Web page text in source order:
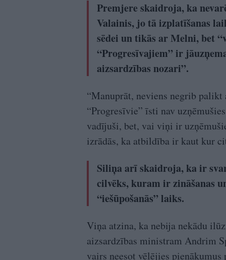
Premjere skaidroja, ka
Valainis, jo tā izplatīšanas
sēdei un tikās ar Melni, bet
“Progresīvajiem” ir
aizsardzības nozari”.
“Manuprāt, neviens negrib
“Progresīvie” īsti nav
vadījuši, bet, vai viņi ir
izrādās, ka atbildība ir kaut kur
Siliņa arī skaidroja, ka ir
cilvēks, kuram ir zināšanas
“iešūpošanās” laiks.
Viņa atzina, ka nebija nekādu
aizsardzības ministram Andrim
vairs neesot vēlējies